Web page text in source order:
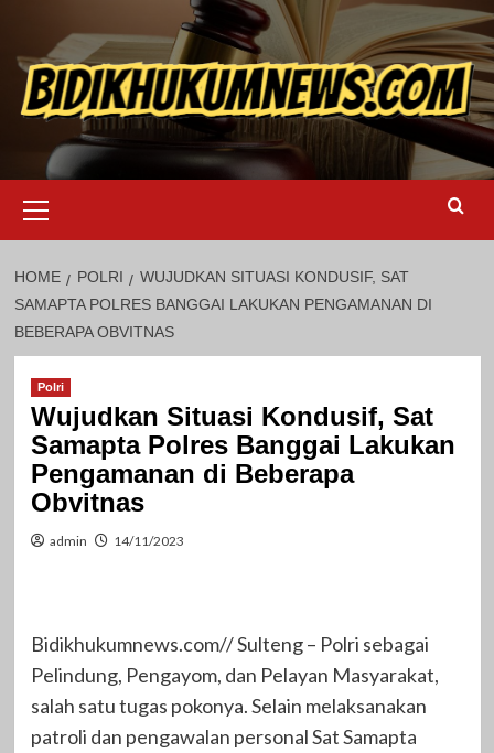
content
Menu
HOME POLRI
WUJUDKAN SITUASI KONDUSIF, SAT
SAMAPTA POLRES BANGGAI LAKUKAN PENGAMANAN DI
BEBERAPA OBVITNAS
Polri
Wujudkan Situasi Kondusif, Sat
Samapta Polres Banggai Lakukan
Pengamanan di Beberapa
Obvitnas
admin 14/11/2023
Bidikhukumnews.com// Sulteng – Polri sebagai
Pelindung, Pengayom, dan Pelayan Masyarakat,
salah satu tugas pokonya. Selain melaksanakan
patroli dan pengawalan personal Sat Samapta